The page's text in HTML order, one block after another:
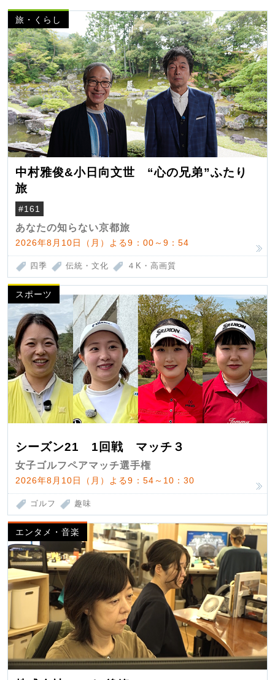
旅・くらし
中村雅俊&小日向文世 “心の兄弟”ふたり
旅
#161
あなたの知らない京都旅
2026年8月10日（月）よる9：00～9：54
四季 伝統・文化 ４K・高画質
スポーツ
シーズン21 1回戦 マッチ３
女子ゴルフペアマッチ選手権
2026年8月10日（月）よる9：54～10：30
ゴルフ 趣味
エンタメ・音楽